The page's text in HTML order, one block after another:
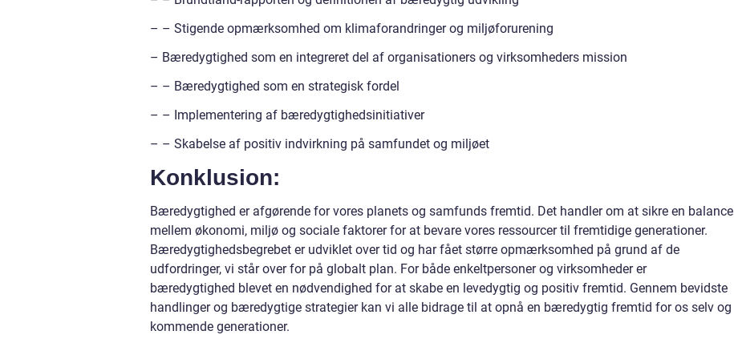
– – Stigende opmærksomhed om klimaforandringer og miljøforurening
– Bæredygtighed som en integreret del af organisationers og virksomheders mission
– – Bæredygtighed som en strategisk fordel
– – Implementering af bæredygtighedsinitiativer
– – Skabelse af positiv indvirkning på samfundet og miljøet
Konklusion:
Bæredygtighed er afgørende for vores planets og samfunds fremtid. Det handler om at sikre en balance
mellem økonomi, miljø og sociale faktorer for at bevare vores ressourcer til fremtidige generationer.
Bæredygtighedsbegrebet er udviklet over tid og har fået større opmærksomhed på grund af de
udfordringer, vi står over for på globalt plan. For både enkeltpersoner og virksomheder er
bæredygtighed blevet en nødvendighed for at skabe en levedygtig og positiv fremtid. Gennem bevidste
handlinger og bæredygtige strategier kan vi alle bidrage til at opnå en bæredygtig fremtid for os selv og
kommende generationer.